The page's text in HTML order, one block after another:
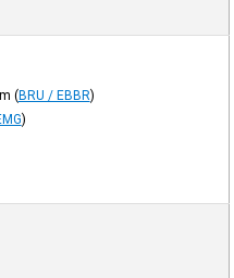
(BRU / EBBR)
)